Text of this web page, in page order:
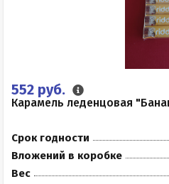
552 руб.
Карамель леденцовая
Срок годности
Вложений в коробке
Вес